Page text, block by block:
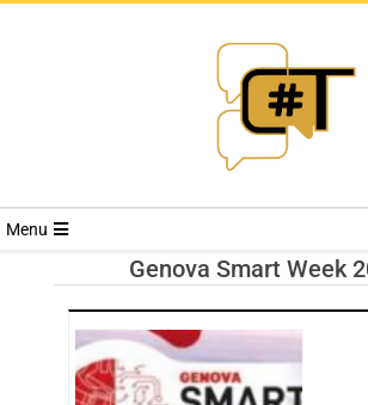
TRENDS
Menu
Genova Smart Week